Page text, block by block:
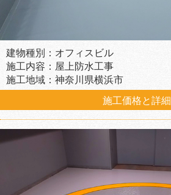
建物種別：オフィスビル
施工内容：屋上防水工事
施工地域：神奈川県横浜市
施工価格と詳細